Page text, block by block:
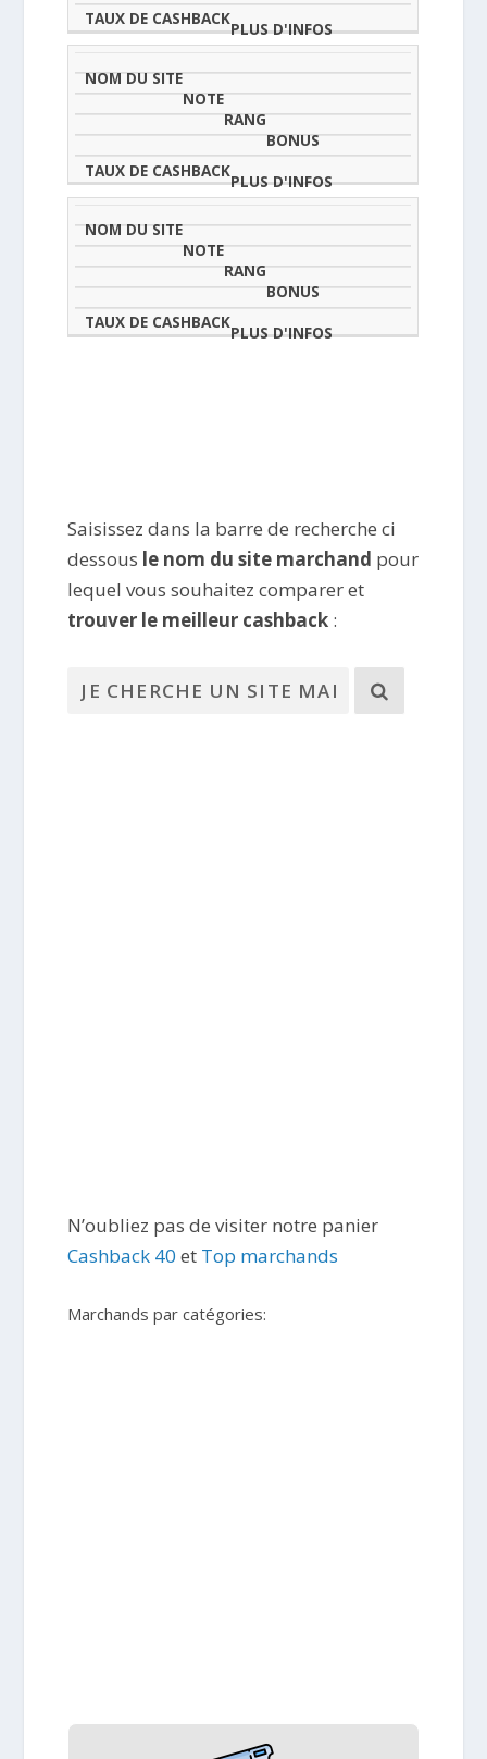
Saisissez dans la barre de recherche ci
dessous le nom du site marchand pour
lequel vous souhaitez comparer et
trouver le meilleur cashback :
N’oubliez pas de visiter notre panier
Cashback 40 et Top marchands
Marchands par catégories: